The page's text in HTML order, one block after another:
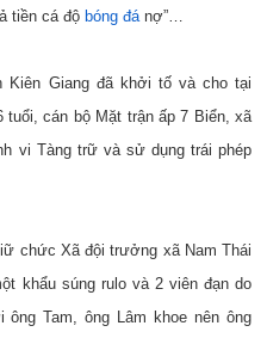
tiền cá độ bóng đánợ”…
Kiên Giang đã khởi tố và cho tại
tuổi, cán bộ Mặt trận ấp 7 Biển, xã
vi Tàng trữ và sử dụng trái phép
chức Xã đội trưởng xã Nam Thái
khẩu súng rulo và 2 viên đạn do
Tam, ông Lâm khoe nên ông